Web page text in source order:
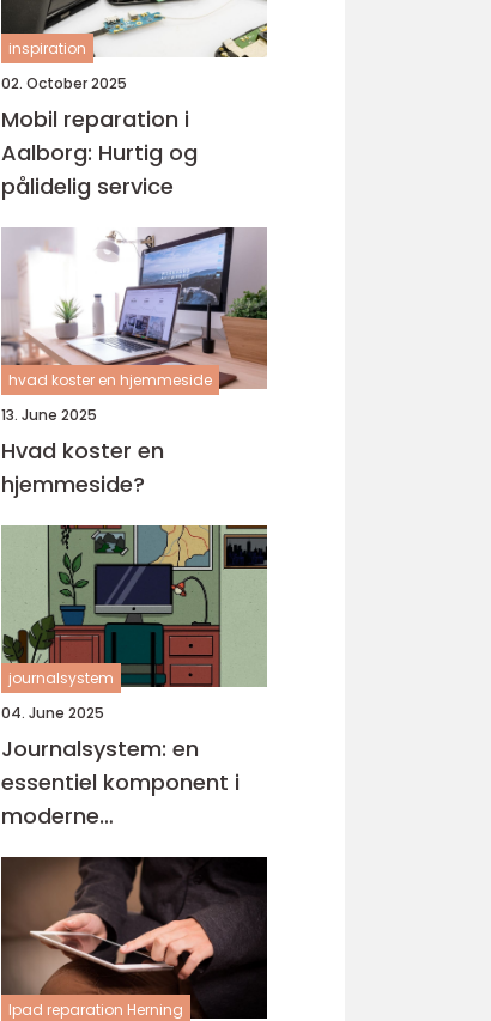
inspiration
02. October 2025
Mobil reparation i
Aalborg: Hurtig og
pålidelig service
hvad koster en hjemmeside
13. June 2025
Hvad koster en
hjemmeside?
journalsystem
04. June 2025
Journalsystem: en
essentiel komponent i
moderne
sundhedsvæsen
Ipad reparation Herning